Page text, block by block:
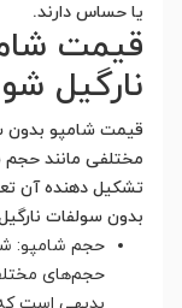
یا حساس دارند.
قیمت
نارگیل
قیمت شامپو بدون
مختلفی مانند حجم
تشکیل دهنده آن
بدون سولفات
حجم شامپو: